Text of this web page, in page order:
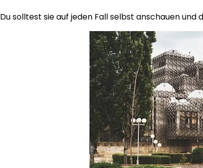
Du solltest sie auf jeden Fall selbst anschauen